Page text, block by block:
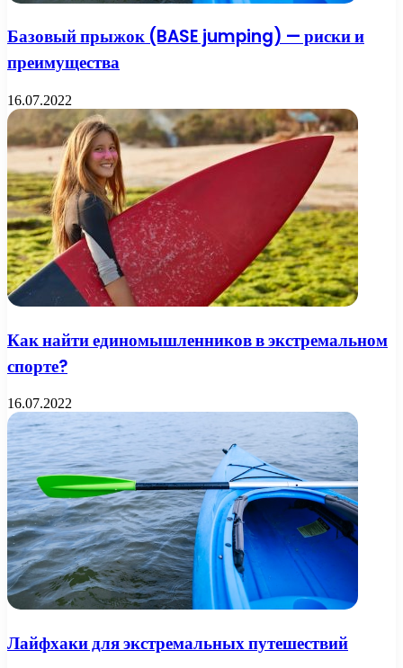
Базовый прыжок (BASE jumping) — риски и
преимущества
16.07.2022
Как найти единомышленников в экстремальном
спорте?
16.07.2022
Лайфхаки для экстремальных путешествий